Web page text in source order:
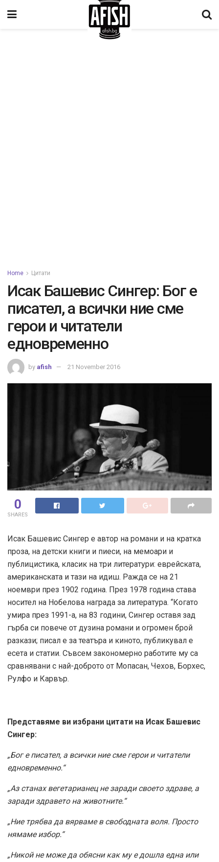
Home Цитати
Исак Башевис Сингер: Бог е
писател, а всички ние сме
герои и читатели
едновременно
by afish 21 November 2016
0
SHARES
Исак Башевис Сингер е автор на романи и на кратка
проза, на детски книги и пиеси, на мемоари и
публицистика, класик на три литератури: еврейската,
американската и тази на идиш. Ражда се на 21
ноември през 1902 година. През 1978 година става
носител на Нобелова награда за литература. “Когато
умира през 1991-а, на 83 години, Сингер оставя зад
гърба си повече от дузина романи и огромен брой
разкази; писал е за театъра и киното, публикувал е
есета и статии. Съвсем закономерно работите му са
сравнявани с най-доброто от Мопасан, Чехов, Борхес,
Рулфо и Карвър.
Представяме ви избрани цитати на Исак Башевис
Сингер:
„Бог е писател, а всички ние сме герои и читатели
едновременно.“
„Аз станах вегетарианец не заради своето здраве, а
заради здравето на животните.“
„Ние трябва да вярваме в свободната воля. Просто
нямаме избор.“
„Никой не може да обясни как му е дошла една или